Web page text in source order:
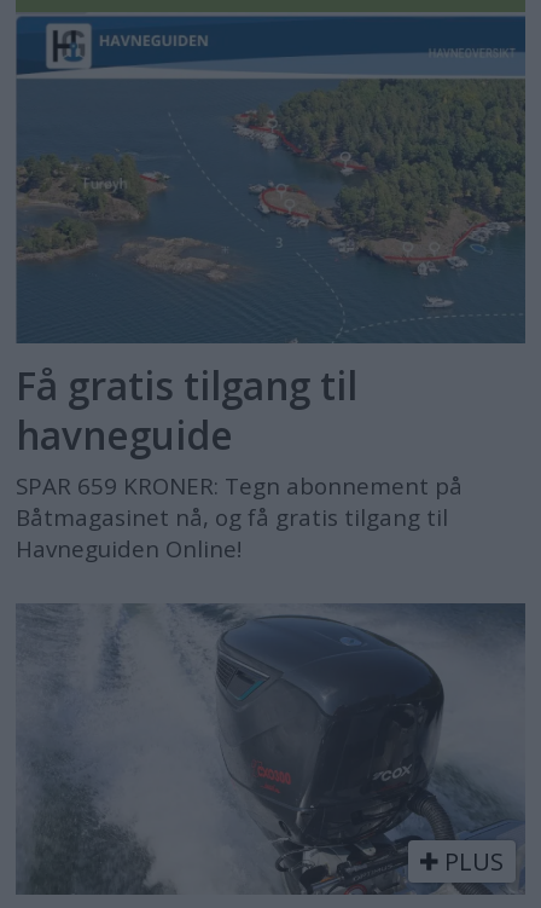
Få gratis tilgang til
havneguide
SPAR 659 KRONER: Tegn abonnement på
Båtmagasinet nå, og få gratis tilgang til
Havneguiden Online!
PLUS